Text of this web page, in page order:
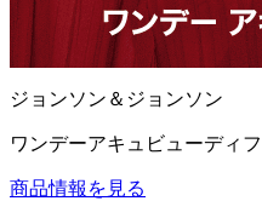
ジョンソン＆ジョンソン
ワンデーアキュビューディ
商品情報を見る